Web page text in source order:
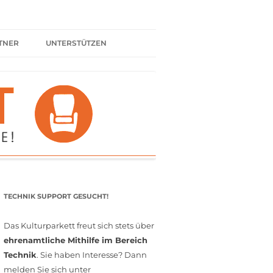
UNTERSTÜTZEN
SPENDEN
FÖRDERMITGLIED WERDEN
MITGLIEDSCHAFT
TECHNIK SUPPORT GESUCHT!
Das Kulturparkett freut sich stets über
ehrenamtliche Mithilfe im Bereich
Technik. Sie haben Interesse? Dann
melden Sie sich unter